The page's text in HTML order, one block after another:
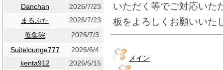
いただく等でご対応いた
板をよろしくお願いいた
メイン
Danchan
2026/7/23
まるぶた
2026/7/23
蒐集院
2026/7/3
Suitelounge777
2026/6/4
kenta912
2026/5/15